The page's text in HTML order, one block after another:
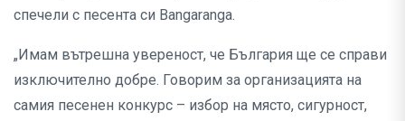
спечели с песента си Bangaranga.
„Имам вътрешна увереност, че България ще се справи
изключително добре. Говорим за организацията на
самия песенен конкурс – избор на място, сигурност,